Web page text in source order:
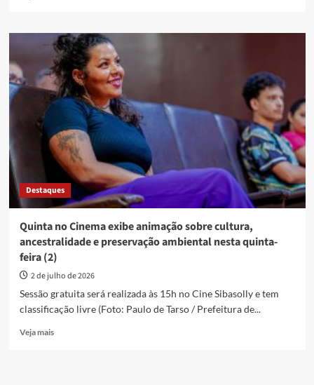
Quinta
no
Cinema
exibe
curta-
metragem
amizade
e
imaginação
nesta
quinta-
feira
(9)
Destaques
Quinta no Cinema exibe animação sobre cultura,
ancestralidade e preservação ambiental nesta quinta-
feira (2)
2 de julho de 2026
Sessão gratuita será realizada às 15h no Cine Sibasolly e tem
classificação livre (Foto: Paulo de Tarso / Prefeitura de...
Veja maisRead